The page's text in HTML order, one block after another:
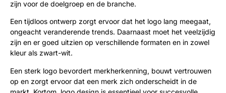
zijn voor de doelgroep en de branche.
Een tijdloos ontwerp zorgt ervoor dat het logo lang meegaat,
ongeacht veranderende trends. Daarnaast moet het veelzijdig
zijn en er goed uitzien op verschillende formaten en in zowel
kleur als zwart-wit.
Een sterk logo bevordert merkherkenning, bouwt vertrouwen
op en zorgt ervoor dat een merk zich onderscheidt in de